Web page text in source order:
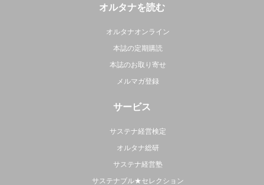
オルタナを読む
オルタナオンライン
本誌の定期購読
本誌のお取り寄せ
メルマガ登録
サービス
サステナ経営検定
オルタナ総研
サステナ経営塾
サステナブル★セレクション